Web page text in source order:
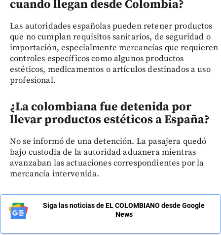
cuando llegan desde Colombia?
Las autoridades españolas pueden retener productos
que no cumplan requisitos sanitarios, de seguridad o
importación, especialmente mercancías que requieren
controles específicos como algunos productos
estéticos, medicamentos o artículos destinados a uso
profesional.
¿La colombiana fue detenida por
llevar productos estéticos a España?
No se informó de una detención. La pasajera quedó
bajo custodia de la autoridad aduanera mientras
avanzaban las actuaciones correspondientes por la
mercancía intervenida.
Siga las noticias de EL COLOMBIANO desde Google
News